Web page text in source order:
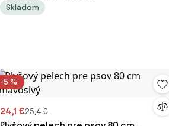
Skladom
-5 %
24,1 €25,4 €